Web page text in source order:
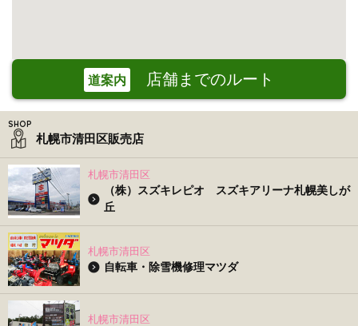
道案内 店舗までのルート
札幌市清田区販売店
札幌市清田区
（株）スズキレピオ スズキアリーナ札幌美しが
丘
札幌市清田区
自転車・除雪機修理マツダ
札幌市清田区